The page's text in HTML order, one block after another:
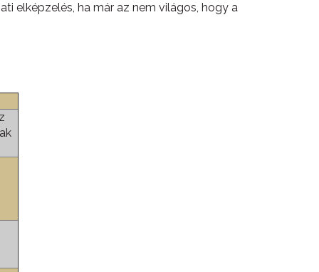
elképzelés, ha már az nem világos, hogy a